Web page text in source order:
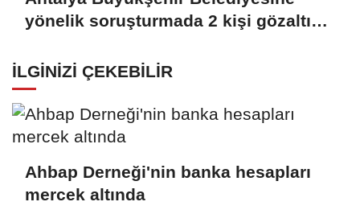
yönelik soruşturmada 2 kişi gözaltına
İLGINIZI ÇEKEBILIR
Ahbap Derneği'nin banka hesapları
mercek altında